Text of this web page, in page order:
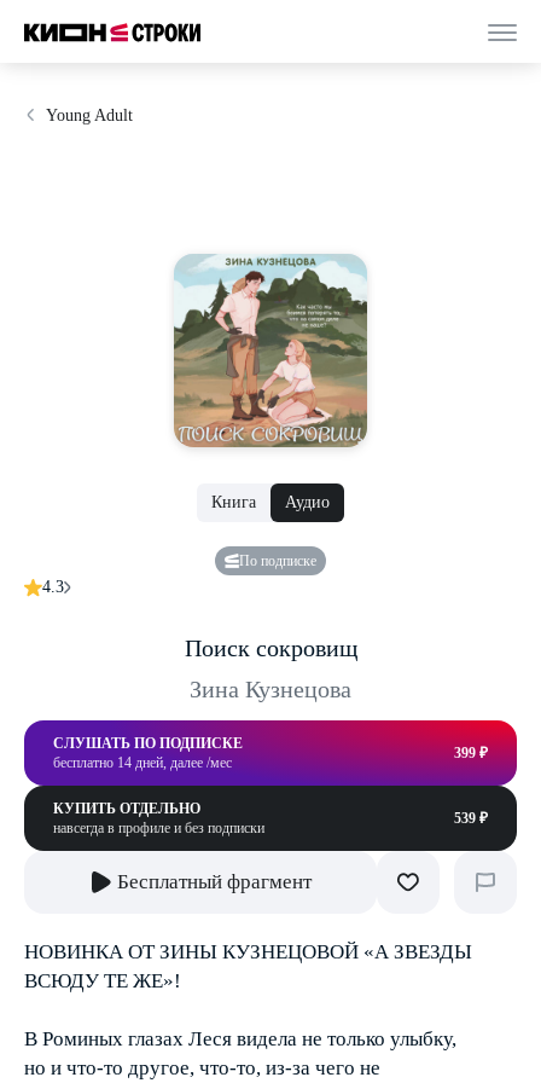
Young Adult
Книга Аудио
По подписке
4.3
Поиск сокровищ
Зина Кузнецова
СЛУШАТЬ ПО ПОДПИСКЕ
бесплатно 14 дней, далее /мес
399 ₽
КУПИТЬ ОТДЕЛЬНО
навсегда в профиле и без подписки
539 ₽
Бесплатный фрагмент
НОВИНКА ОТ ЗИНЫ КУЗНЕЦОВОЙ «А ЗВЕЗДЫ
ВСЮДУ ТЕ ЖЕ»!
В Роминых глазах Леся видела не только улыбку,
но и что-то другое, что-то, из-за чего не